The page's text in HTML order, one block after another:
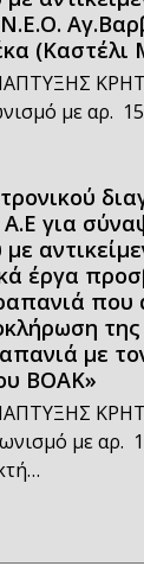
(Καστέλι
με αρ.
για
έργα
που
με
ΒΟΑΚ»
με αρ.